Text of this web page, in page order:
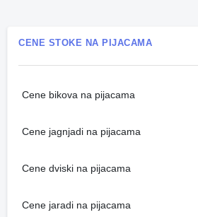
CENE STOKE NA PIJACAMA
Cene bikova na pijacama
Cene jagnjadi na pijacama
Cene dviski na pijacama
Cene jaradi na pijacama